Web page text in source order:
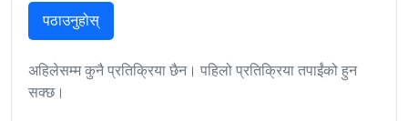
पठाउनुहोस्
अहिलेसम्म कुनै प्रतिक्रिया छैन। पहिलो प्रतिक्रिया तपाईंको हुन
सक्छ।